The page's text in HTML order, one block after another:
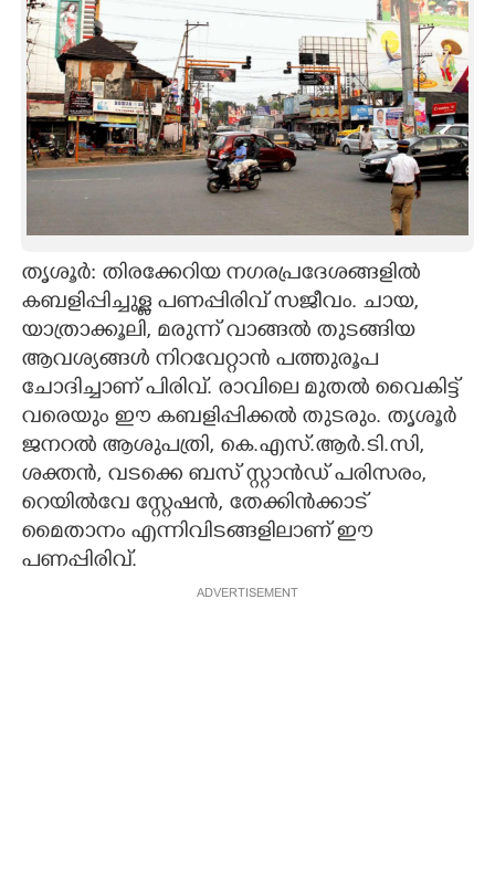
SPIRITUAL
INFO+
ART
CARTOONS
ZOOM
CONTACT US
തൃശൂർ: തിരക്കേറിയ നഗരപ്രദേശങ്ങളിൽ
കബളിപ്പിച്ചുള്ള പണപ്പിരിവ് സജീവം. ചായ,
യാത്രാക്കൂലി, മരുന്ന് വാങ്ങൽ തുടങ്ങിയ
ആവശ്യങ്ങൾ നിറവേറ്റാൻ പത്തുരൂപ
ചോദിച്ചാണ് പിരിവ്. രാവിലെ മുതൽ വൈകിട്ട്
വരെയും ഈ കബളിപ്പിക്കൽ തുടരും. തൃശൂർ
ജനറൽ ആശുപത്രി, കെ.എസ്.ആർ.ടി.സി,
ശക്തൻ, വടക്കെ ബസ് സ്റ്റാൻഡ് പരിസരം,
റെയിൽവേ സ്റ്റേഷൻ, തേക്കിൻക്കാട്
മൈതാനം എന്നിവിടങ്ങളിലാണ് ഈ
പണപ്പിരിവ്.
ADVERTISEMENT